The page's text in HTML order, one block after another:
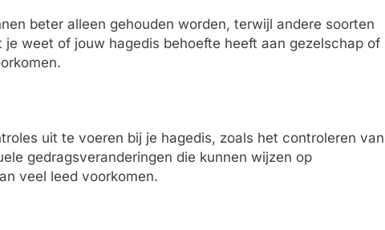
beter alleen gehouden worden, terwijl andere soorten
weet of jouw hagedis behoefte heeft aan gezelschap of
uit te voeren bij je hagedis, zoals het controleren van
gedragsveranderingen die kunnen wijzen op
veel leed voorkomen.